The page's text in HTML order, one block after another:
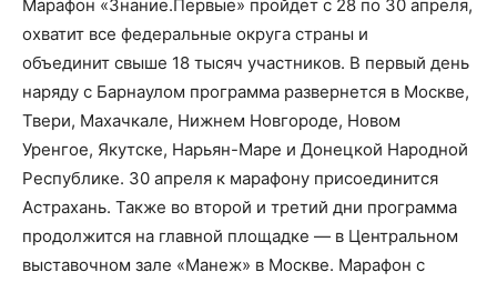
Марафон «Знание.Первые» пройдет с 28 по 30 апреля,
охватит все федеральные округа страны и
объединит свыше 18 тысяч участников. В первый день
наряду с Барнаулом программа развернется в Москве,
Твери, Махачкале, Нижнем Новгороде, Новом
Уренгое, Якутске, Нарьян-Маре и Донецкой Народной
Республике. 30 апреля к марафону присоединится
Астрахань. Также во второй и третий дни программа
продолжится на главной площадке — в Центральном
выставочном зале «Манеж» в Москве. Марафон с